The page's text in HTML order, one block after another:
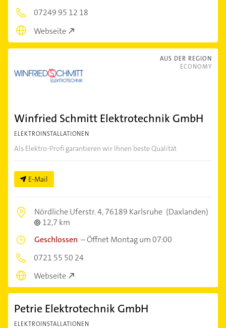
07249 95 12 18
Webseite
AUS DER REGION
ECONOMY
Winfried Schmitt Elektrotechnik GmbH
ELEKTROINSTALLATIONEN
Als Elektro-Profi garantieren wir Ihnen beste Qualität
E-Mail
Nördliche Uferstr. 4,76189 Karlsruhe (Daxlanden)
12,7 km
Geschlossen –Öffnet Montag um 07:00
0721 55 50 24
Webseite
Petrie Elektrotechnik GmbH
ELEKTROINSTALLATIONEN